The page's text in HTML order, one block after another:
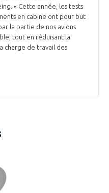
« Cette année, les tests
en cabine ont pour but
la partie de nos avions
tout en réduisant la
charge de travail des